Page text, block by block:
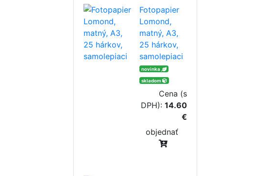
Fotopapier
Lomond,
matný, A3,
25 hárkov,
samolepiaci
novinka
skladom
Cena (s
DPH): 14.60
€
objednať